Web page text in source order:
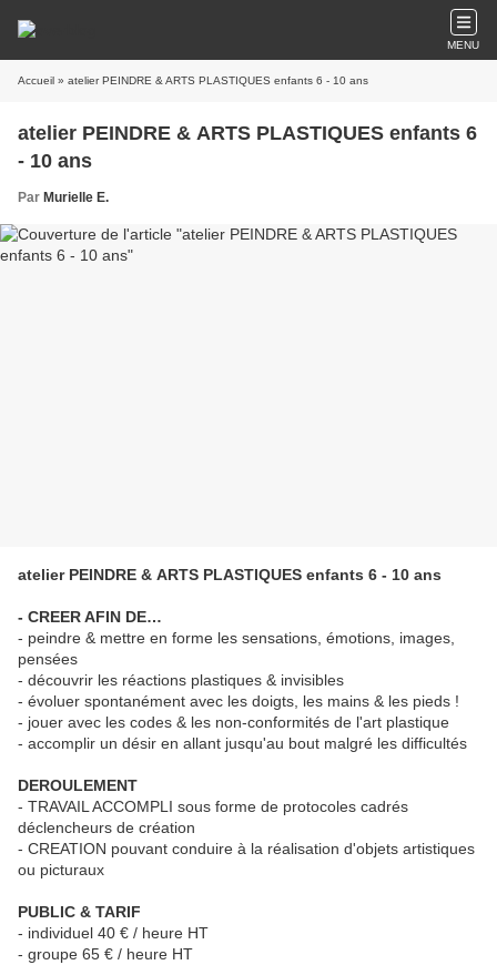
MENU
Accueil » atelier PEINDRE & ARTS PLASTIQUES enfants 6 - 10 ans
atelier PEINDRE & ARTS PLASTIQUES enfants 6
- 10 ans
Par Murielle E.
atelier PEINDRE & ARTS PLASTIQUES enfants 6 - 10 ans
- CREER AFIN DE…
- peindre & mettre en forme les sensations, émotions, images,
pensées
- découvrir les réactions plastiques & invisibles
- évoluer spontanément avec les doigts, les mains & les pieds !
- jouer avec les codes & les non-conformités de l'art plastique
- accomplir un désir en allant jusqu'au bout malgré les difficultés
DEROULEMENT
- TRAVAIL ACCOMPLI sous forme de protocoles cadrés
déclencheurs de création
- CREATION pouvant conduire à la réalisation d'objets artistiques
ou picturaux
PUBLIC & TARIF
- individuel 40 € / heure HT
- groupe 65 € / heure HT